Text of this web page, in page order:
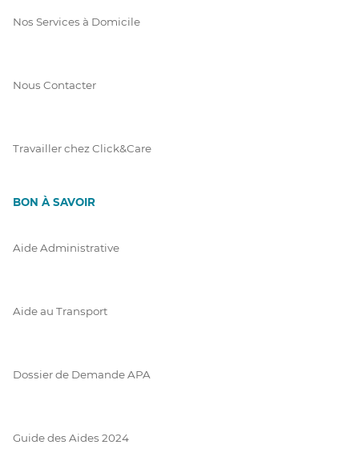
Nos Services à Domicile
Nous Contacter
Travailler chez Click&Care
BON À SAVOIR
Aide Administrative
Aide au Transport
Dossier de Demande APA
Guide des Aides 2024